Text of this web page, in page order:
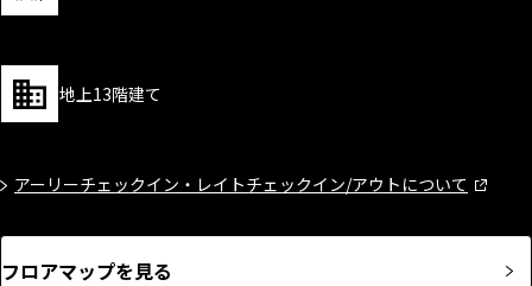
地上13階建て
アーリーチェックイン・レイトチェックイン/アウトについて
フロアマップを見る